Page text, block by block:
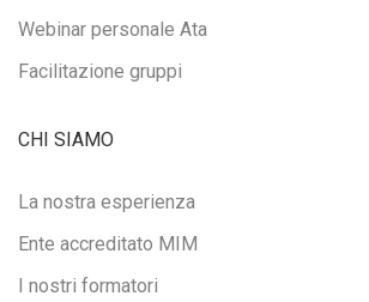
Webinar personale Ata
Facilitazione gruppi
CHI SIAMO
La nostra esperienza
Ente accreditato MIM
I nostri formatori